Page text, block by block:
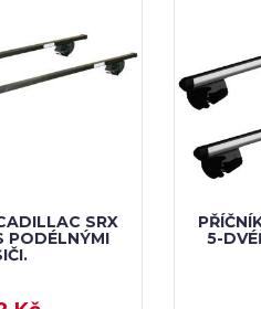
SRX
PODÉLNÝMI
5-